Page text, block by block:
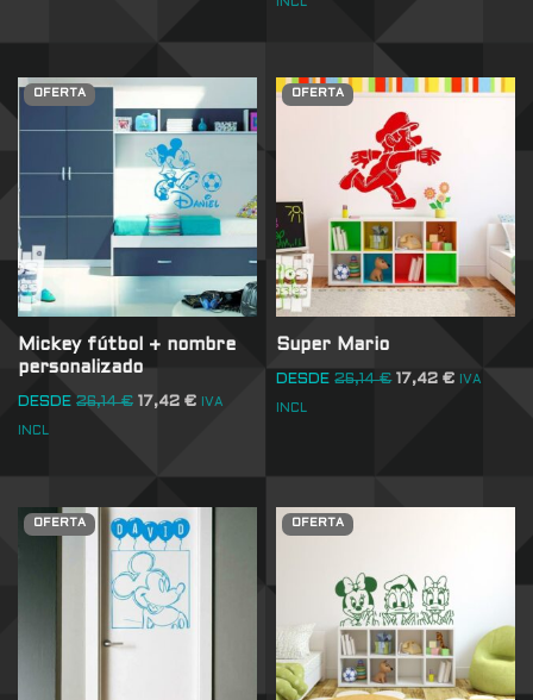
OFERTA
Mickey fútbol + nombre
personalizado
DESDE 26,14€ 17,42 € IVA
INCL
OFERTA
Super Mario
DESDE 26,14€ 17,42€ IVA
INCL
OFERTA OFERTA